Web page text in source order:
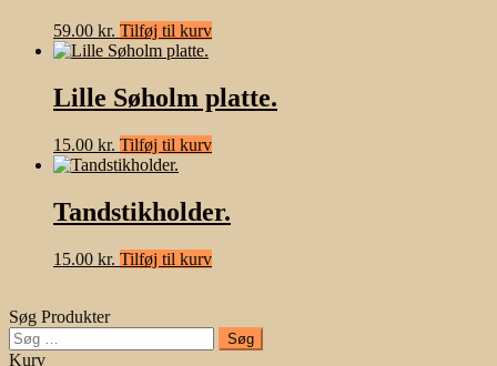
59.00 kr. Tilføj til kurv
Lille Søholm platte.
15.00 kr. Tilføj til kurv
Tandstikholder.
15.00 kr. Tilføj til kurv
Søg Produkter
Søg
efter:
Kurv